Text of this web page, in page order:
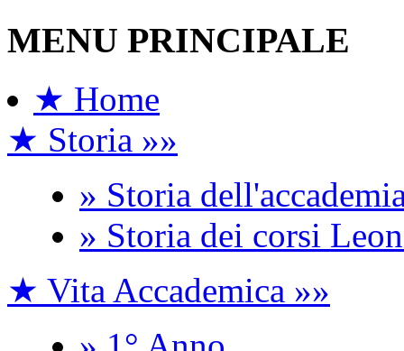
MENU PRINCIPALE
★ Home
★ Storia »»
» Storia
» Storia dei corsi
★ Vita Accademica »»